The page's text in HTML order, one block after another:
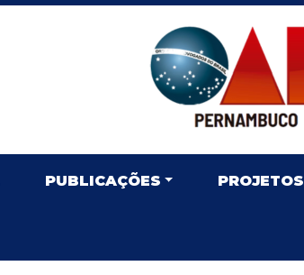
PUBLICAÇÕES PROJETOS